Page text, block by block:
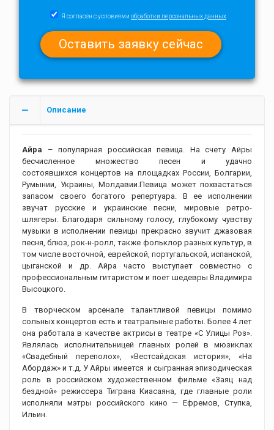
Я согласен с условиями обработки персональных данных
Описание
Айра – популярная российская певица. На счету Айры
бесчисленное множество песен и удачно
состоявшихся концертов на площадках России, Болгарии,
Румынии, Украины, Молдавии.Певица может похвастаться
запасом своего богатого репертуара. В ее исполнении
звучат русские и украинские песни, мировые ретро-
шлягеры. Благодаря сильному голосу, глубокому чувству
музыки в исполнении певицы прекрасно звучит джазовая
песня, блюз, рок-н-ролл, также фольклор разных культур, в
том числе восточной, еврейской, португальской, испанской,
цыганской и др. Айра часто выступает совместно с
профессиональным гитаристом и поет шедевры Владимира
Высоцкого.
В творческом арсенале талантливой певицы помимо
сольных концертов есть и театральные работы. Более 4 лет
она работала в качестве актрисы в театре «С Улицы Роз».
Являлась исполнительницей главных ролей в мюзиклах
«Свадебный переполох», «Вестсайдская история», «На
Абордаж» и т.д. У Айры имеется и сыгранная эпизодическая
роль в российском художественном фильме «Заяц над
бездной» режиссера Тиграна Киасаяна, где главные роли
исполняли мэтры российского кино — Ефремов, Ступка,
Ильин.